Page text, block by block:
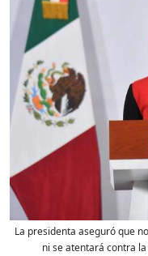
La presidenta aseguró que
ni se atentará contra